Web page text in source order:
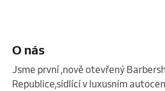
O nás
Jsme první ,nově otevřený
Republice,sídlící v luxusním